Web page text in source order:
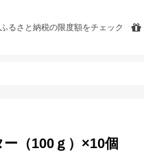
ふるさと納税の限度額をチェック
（100ｇ）×10個